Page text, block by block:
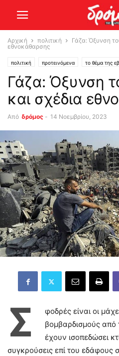
Αρχική πολιτική
Γάζα: Όξυνση
εθνοκάθαρσης
πολιτική προτεινόμενα το θέμα της
Γάζα: Όξυνση
και σχέδια
Από δρόμος - 14 Νοεμβρίου, 2023
Σ
φοδρές είναι οι
βομβαρδισμούς από
έχουν ισοπεδώσει
συγκρούσεις επί του εδάφους